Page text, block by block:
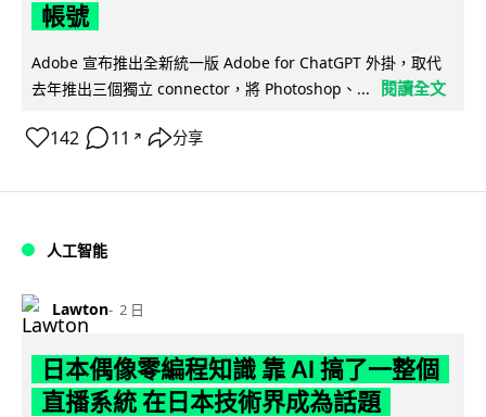
帳號
Adobe 宣布推出全新統一版 Adobe for ChatGPT 外掛，取代
去年推出三個獨立 connector，將 Photoshop、...
閱讀全文
142 11 ↗ 分享
人工智能
Lawton 2 日
日本偶像零編程知識 靠 AI 搞了一整個
直播系統 在日本技術界成為話題